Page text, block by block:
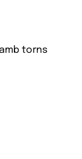
torns